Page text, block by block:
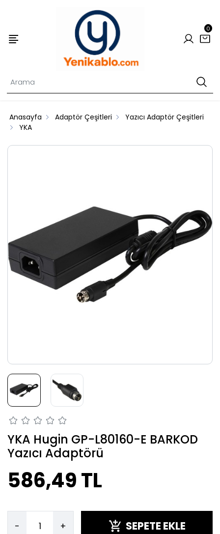
0
Anasayfa Adaptör Çeşitleri
Yazıcı Adaptör Çeşitleri
YKA
YKA Hugin GP-L80160-E BARKOD
Yazıcı Adaptörü
586,49 TL
- + SEPETE EKLE